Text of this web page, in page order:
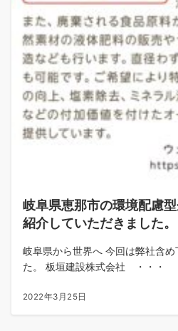
岐阜県恵那市の環境配慮
紹介していただきました。
岐阜県から世界へ 今回は弊社含
た。 板垣建設株式会社 ・・・
2022年3月25日